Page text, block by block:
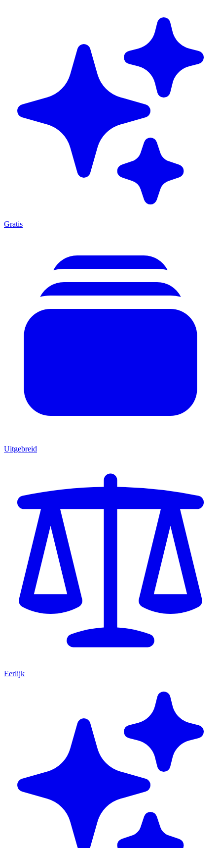
Gratis
Uitgebreid
Eerlijk